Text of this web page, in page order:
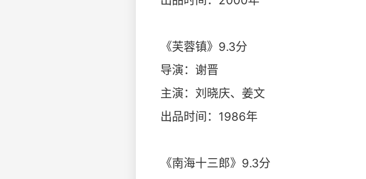
《芙蓉镇》9.3分
导演：谢晋
主演：刘晓庆、姜文
出品时间：1986年
《南海十三郎》9.3分